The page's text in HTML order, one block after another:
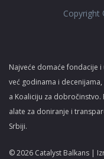
Copyright
Najveće domaće fondacije
već godinama i
a Koaliciju za
alate za doniranje i
Srbiji.
© 2026 Catalyst Balkans |